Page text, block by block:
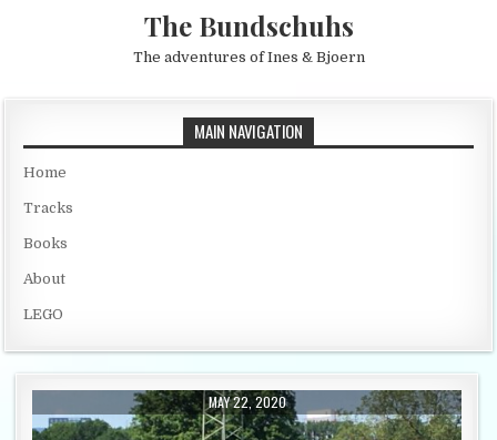
The Bundschuhs
The adventures of Ines & Bjoern
MAIN NAVIGATION
Home
Tracks
Books
About
LEGO
PUBLISHED DATE:
MAY 22, 2020